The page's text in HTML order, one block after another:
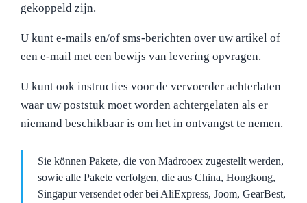
gekoppeld zijn.
U kunt e-mails en/of sms-berichten over uw artikel of
een e-mail met een bewijs van levering opvragen.
U kunt ook instructies voor de vervoerder achterlaten
waar uw poststuk moet worden achtergelaten als er
niemand beschikbaar is om het in ontvangst te nemen.
Sie können Pakete, die von Madrooex zugestellt werden,
sowie alle Pakete verfolgen, die aus China, Hongkong,
Singapur versendet oder bei AliExpress, Joom, GearBest,